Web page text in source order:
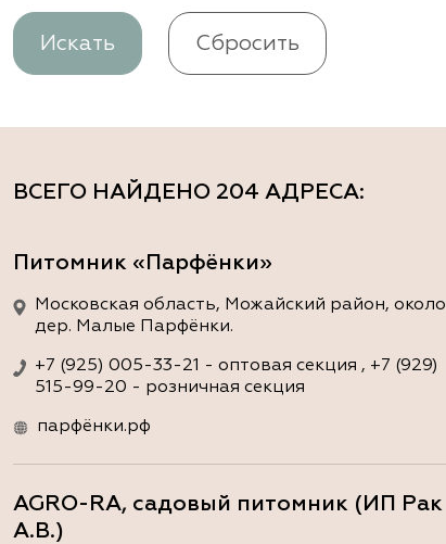
Искать Сбросить
ВСЕГО НАЙДЕНО 204 АДРЕСА:
Питомник «Парфёнки»
Московская область, Можайский район, около
дер. Малые Парфёнки.
+7 (925) 005-33-21 - оптовая секция , +7 (929)
515-99-20 - розничная секция
парфёнки.рф
AGRO-RA, садовый питомник (ИП Рак
А.В.)